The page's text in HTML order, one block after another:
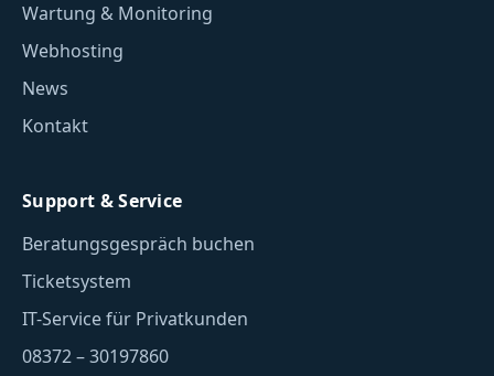
Wartung & Monitoring
Webhosting
News
Kontakt
Support & Service
Beratungsgespräch buchen
Ticketsystem
IT-Service für Privatkunden
08372 – 30197860